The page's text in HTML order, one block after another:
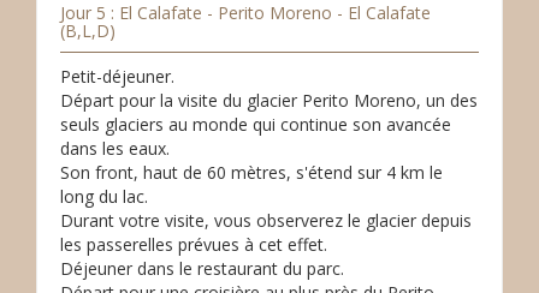
Jour 5 : El Calafate - Perito Moreno - El Calafate
(B,L,D)
Petit-déjeuner.
Départ pour la visite du glacier Perito Moreno, un des
seuls glaciers au monde qui continue son avancée
dans les eaux.
Son front, haut de 60 mètres, s'étend sur 4 km le
long du lac.
Durant votre visite, vous observerez le glacier depuis
les passerelles prévues à cet effet.
Déjeuner dans le restaurant du parc.